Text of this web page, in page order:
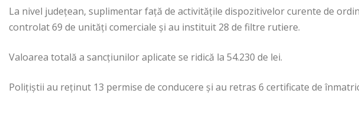
La nivel judeţean, suplimentar faţă de activităţile dispozitivelor curente de
controlat 69 de unităţi comerciale şi au instituit 28 de filtre rutiere.
Valoarea totală a sancţiunilor aplicate se ridică la 54.230 de lei.
Poliţiştii au reţinut 13 permise de conducere şi au retras 6 certificate de